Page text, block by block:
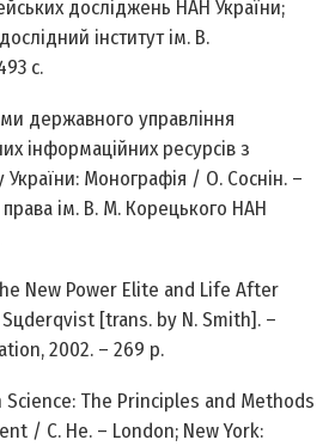
досліджень НАН України;
інститут ім. В.
с.
державного управління
інформаційних ресурсів з
України: Монографія / О. Соснін. –
права ім. В. М. Корецького НАН
New Power Elite and Life After
[trans. by N. Smith]. –
2002. – 269 p.
Science: The Principles and Methods
/ C. He. – London; New York: